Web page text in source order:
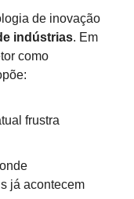
de inovação
indústrias. Em
como
frustra
já acontecem